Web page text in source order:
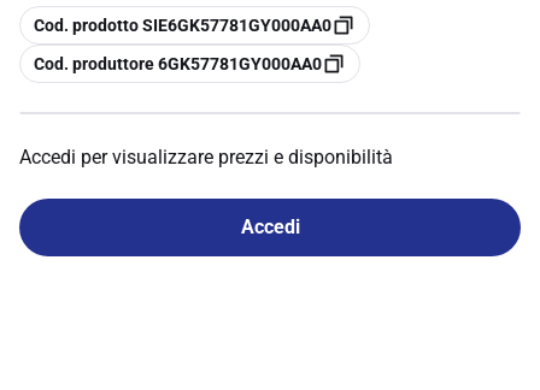
copia
Cod. prodotto SIE6GK57781GY000AA0
copia
Cod. produttore 6GK57781GY000AA0
Accedi per visualizzare prezzi e disponibilità
Accedi